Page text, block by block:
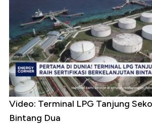
Video: Terminal LPG Tanjung
Bintang Dua